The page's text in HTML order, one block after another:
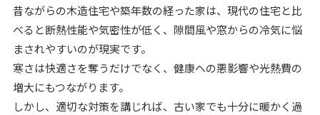
昔ながらの木造住宅や築年数の経った家は、現代の住宅と比
べると断熱性能や気密性が低く、隙間風や窓からの冷気に悩
まされやすいのが現実です。
寒さは快適さを奪うだけでなく、健康への悪影響や光熱費の
増大にもつながります。
しかし、適切な対策を講じれば、古い家でも十分に暖かく過